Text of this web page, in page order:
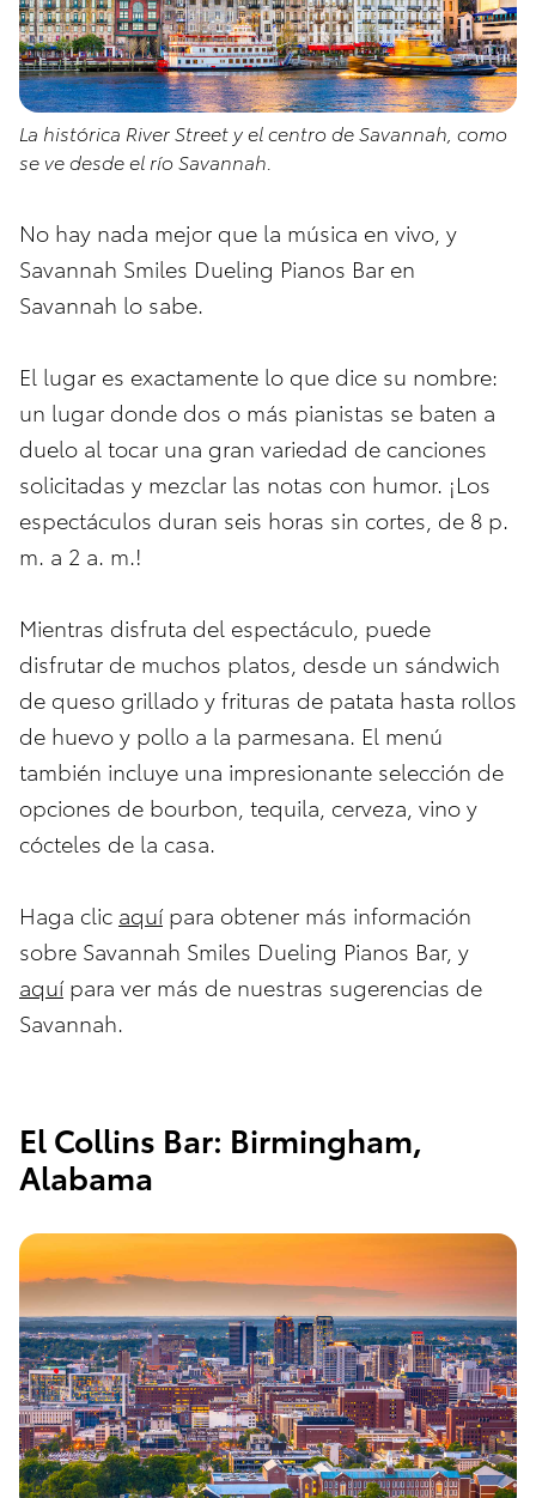
La histórica River Street y el centro de Savannah, como
se ve desde el río Savannah.
No hay nada mejor que la música en vivo, y
Savannah Smiles Dueling Pianos Bar en
Savannah lo sabe.
El lugar es exactamente lo que dice su nombre:
un lugar donde dos o más pianistas se baten a
duelo al tocar una gran variedad de canciones
solicitadas y mezclar las notas con humor. ¡Los
espectáculos duran seis horas sin cortes, de 8 p.
m. a 2 a. m.!
Mientras disfruta del espectáculo, puede
disfrutar de muchos platos, desde un sándwich
de queso grillado y frituras de patata hasta rollos
de huevo y pollo a la parmesana. El menú
también incluye una impresionante selección de
opciones de bourbon, tequila, cerveza, vino y
cócteles de la casa.
Haga clic aquípara obtener más información
sobre Savannah Smiles Dueling Pianos Bar, y
aquípara ver más de nuestras sugerencias de
Savannah.
El Collins Bar: Birmingham,
Alabama